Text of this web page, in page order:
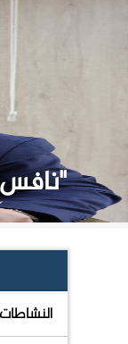
النشاطات